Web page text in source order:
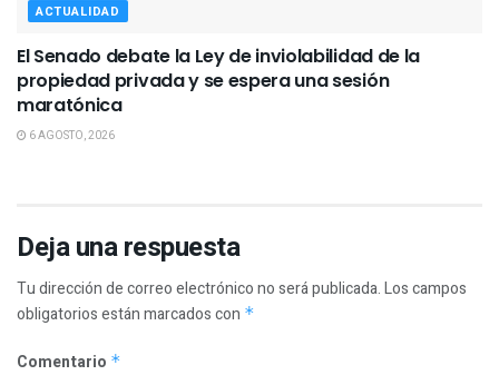
ACTUALIDAD
El Senado debate la Ley de inviolabilidad de la
propiedad privada y se espera una sesión
maratónica
6 AGOSTO, 2026
Deja una respuesta
Tu dirección de correo electrónico no será publicada.Los campos
obligatorios están marcados con *
Comentario *